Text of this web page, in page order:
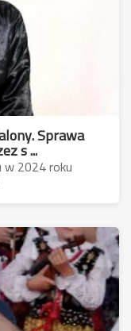
Sprawa
s ...
2024 roku